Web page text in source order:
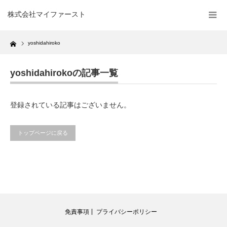
株式会社マイファースト
Home yoshidahiroko
yoshidahirokoの記事一覧
登録されている記事はございません。
トップページに戻る
免責事項 プライバシーポリシー